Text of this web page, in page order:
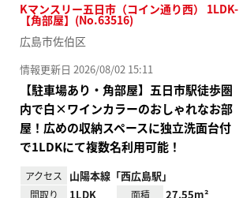
Kマンスリー五日市（コイン通り西） 1LDK-
【角部屋】(No.63516)
広島市佐伯区
情報更新日 2026/08/02 15:11
【駐車場あり・角部屋】五日市駅徒歩圏
内で白×ワインカラーのおしゃれなお部
屋！広めの収納スペースに独立洗面台付
で1LDKにて複数名利用可能！
アクセス 山陽本線「西広島駅」
間取り 1LDK 面積 27.55m²